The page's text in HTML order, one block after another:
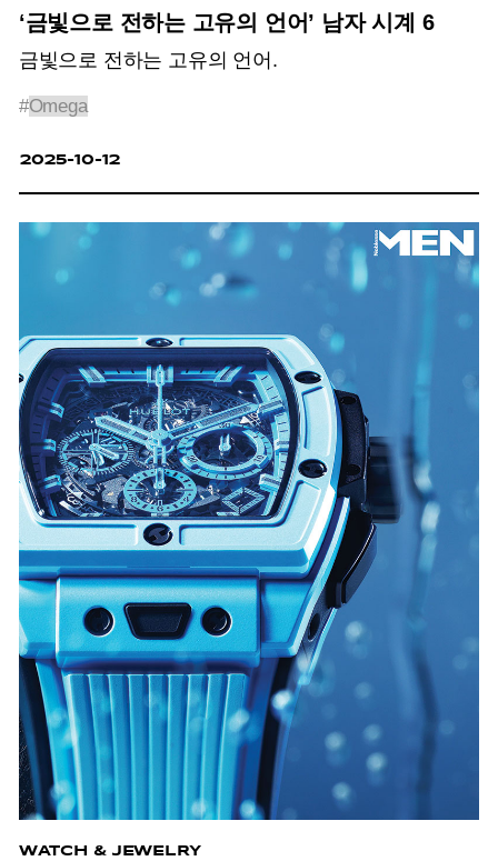
‘금빛으로 전하는 고유의 언어’ 남자 시계 6
금빛으로 전하는 고유의 언어.
#Omega
2025-10-12
WATCH & JEWELRY